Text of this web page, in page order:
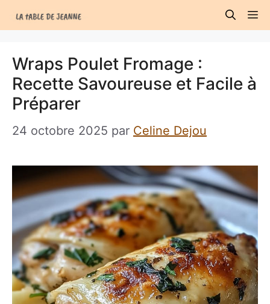
au
Wraps Poulet Fromage :
Recette Savoureuse et Facile à
Préparer
24 octobre 2025 par Celine Dejou